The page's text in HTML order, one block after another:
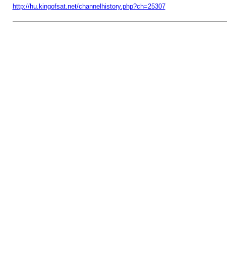
http://hu.kingofsat.net/channelhistory.php?ch=25307